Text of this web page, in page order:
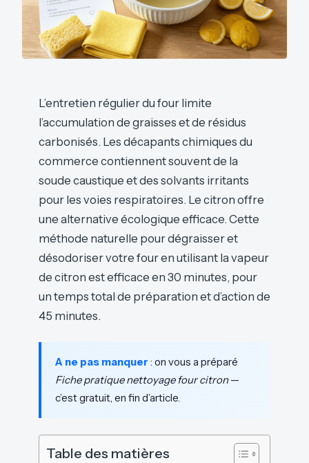
L’entretien régulier du four limite
l’accumulation de graisses et de résidus
carbonisés. Les décapants chimiques du
commerce contiennent souvent de la
soude caustique et des solvants irritants
pour les voies respiratoires. Le citron offre
une alternative écologique efficace. Cette
méthode naturelle pour dégraisser et
désodoriser votre four en utilisant la vapeur
de citron est efficace en 30 minutes, pour
un temps total de préparation et d’action de
45 minutes.
A ne pas manquer : on vous a préparé
Fiche pratique nettoyage four citron—
c’est gratuit, en fin d’article.
Table des matières